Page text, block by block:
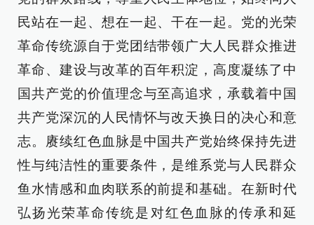
民站在一起、想在一起、干在一起。党的光荣
革命传统源自于党团结带领广大人民群众推进
革命、建设与改革的百年积淀，高度凝练了中
国共产党的价值理念与至高追求，承载着中国
共产党深沉的人民情怀与改天换日的决心和意
志。赓续红色血脉是中国共产党始终保持先进
性与纯洁性的重要条件，是维系党与人民群众
鱼水情感和血肉联系的前提和基础。在新时代
弘扬光荣革命传统是对红色血脉的传承和延